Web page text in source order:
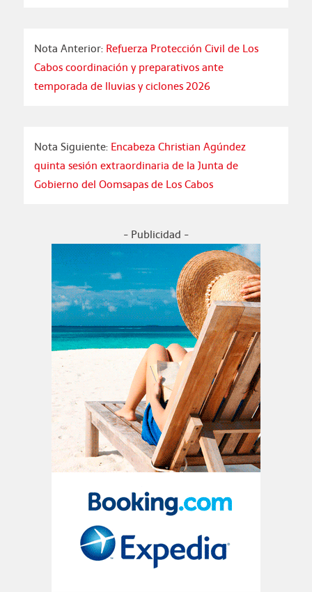
Nota Anterior:Refuerza Protección Civil de Los
Cabos coordinación y preparativos ante
temporada de lluvias y ciclones 2026
Nota Siguiente: Encabeza Christian Agúndez
quinta sesión extraordinaria de la Junta de
Gobierno del Oomsapas de Los Cabos
- Publicidad -